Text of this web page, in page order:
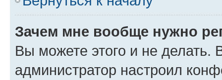
Зачем мне вообще нужно
Вы можете этого и не делать.
администратор настроил